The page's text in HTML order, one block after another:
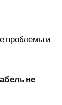
проблемы и
не